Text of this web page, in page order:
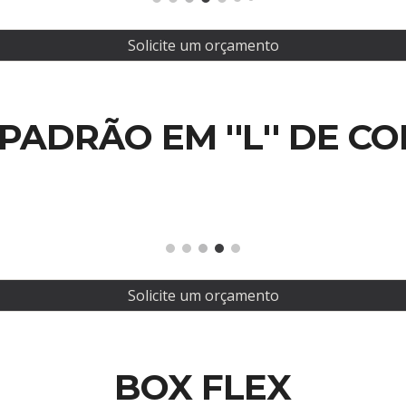
Solicite um orçamento
EM ''L'' DE
Solicite um orçamento
BOX FLEX